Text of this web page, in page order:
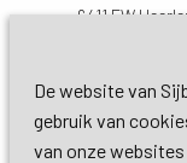
De website van
gebruik van
van onze
6411 EW